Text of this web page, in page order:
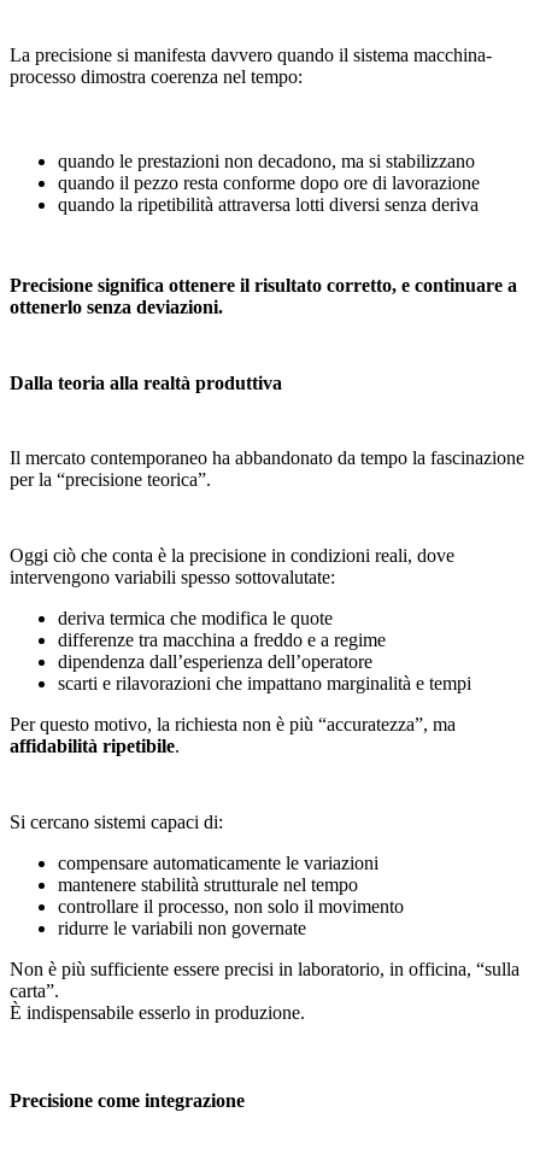
La precisione si manifesta davvero quando il sistema macchina-
processo dimostra coerenza nel tempo:
quando le prestazioni non decadono, ma si stabilizzano
quando il pezzo resta conforme dopo ore di lavorazione
quando la ripetibilità attraversa lotti diversi senza deriva
Precisione significa ottenere il risultato corretto, e continuare a
ottenerlo senza deviazioni.
Dalla teoria alla realtà produttiva
Il mercato contemporaneo ha abbandonato da tempo la fascinazione
per la “precisione teorica”.
Oggi ciò che conta è la precisione in condizioni reali, dove
intervengono variabili spesso sottovalutate:
deriva termica che modifica le quote
differenze tra macchina a freddo e a regime
dipendenza dall’esperienza dell’operatore
scarti e rilavorazioni che impattano marginalità e tempi
Per questo motivo, la richiesta non è più “accuratezza”, ma
affidabilità ripetibile.
Si cercano sistemi capaci di:
compensare automaticamente le variazioni
mantenere stabilità strutturale nel tempo
controllare il processo, non solo il movimento
ridurre le variabili non governate
Non è più sufficiente essere precisi in laboratorio, in officina, “sulla
carta”.
È indispensabile esserlo in produzione.
Precisione come integrazione